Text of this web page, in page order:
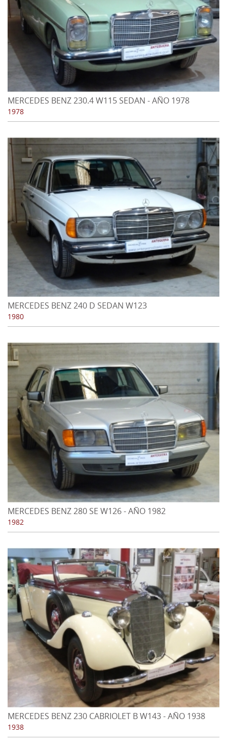
MERCEDES BENZ 230.4 W115 SEDAN - AÑO 1978
1978
MERCEDES BENZ 240 D SEDAN W123
1980
MERCEDES BENZ 280 SE W126 - AÑO 1982
1982
MERCEDES BENZ 230 CABRIOLET B W143 - AÑO 1938
1938